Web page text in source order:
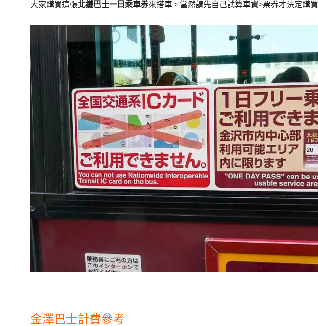
大家購買這張北鐵巴士一日乘車券來搭車，當然請先自己試算車資>票券才決定購買
金澤巴士計費參考